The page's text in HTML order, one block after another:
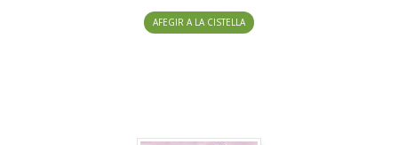
AFEGIR A LA CISTELLA